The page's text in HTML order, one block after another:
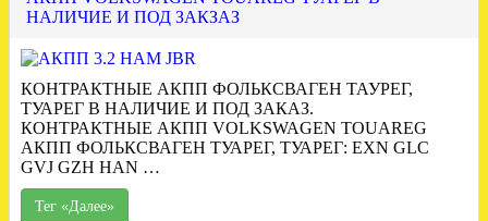
НАЛИЧИЕ И ПОД ЗАКЗАЗ
КОНТРАКТНЫЕ АКПП ФОЛЬКСВАГЕН ТАУРЕГ,
ТУАРЕГ В НАЛИЧИЕ И ПОД ЗАКАЗ.
КОНТРАКТНЫЕ АКПП VOLKSWAGEN TOUAREG
АКПП ФОЛЬКСВАГЕН ТУАРЕГ, ТУАРЕГ: EXN GLC
GVJ GZH HAN …
Тег «Далее»